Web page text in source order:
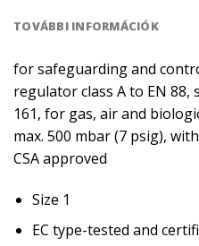
TOVÁBBI INFORMÁCIÓK
for safeguarding and
regulator class A to EN 88,
161, for gas, air and
max. 500 mbar (7 psig),
CSA approved
Size 1
EC type-tested and